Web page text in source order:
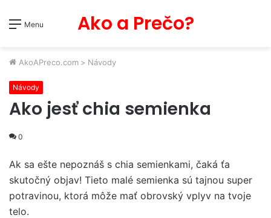
Menu Ako a Prečo?
AkoAPreco.com > Návody
Návody
Ako jesť chia semienka
0
Ak sa ešte nepoznáš s chia semienkami, čaká ťa
skutočný objav! Tieto malé semienka sú tajnou super
potravinou, ktorá môže mať obrovský vplyv na tvoje
telo.